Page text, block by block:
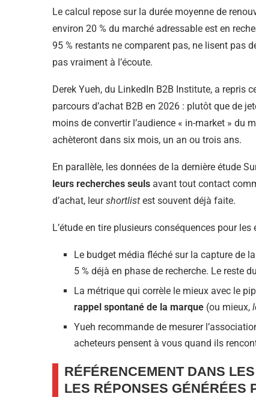
Le calcul repose sur la durée moyenne de
environ 20 % du marché adressable est en
95 % restants ne comparent pas, ne lisent pas
pas vraiment à l’écoute.
Derek Yueh, du LinkedIn B2B Institute, a repris
parcours d’achat B2B en 2026 : plutôt que de
moins de convertir l’audience « in-market » du
achèteront dans six mois, un an ou trois ans.
En parallèle, les données de la dernière étude
leurs recherches seuls avant tout contact
d’achat, leurshortlist est souvent déjà faite.
L’étude en tire plusieurs conséquences pour
Le budget média fléché sur la capture de
5 % déjà en phase de recherche. Le reste
La métrique qui corrèle le mieux avec le
rappel spontané de la marque (ou mieux,
Yueh recommande de mesurer
acheteurs pensent à vous quand ils
RÉFÉRENCEMENT DANS
LES RÉPONSES GÉNÉRÉES